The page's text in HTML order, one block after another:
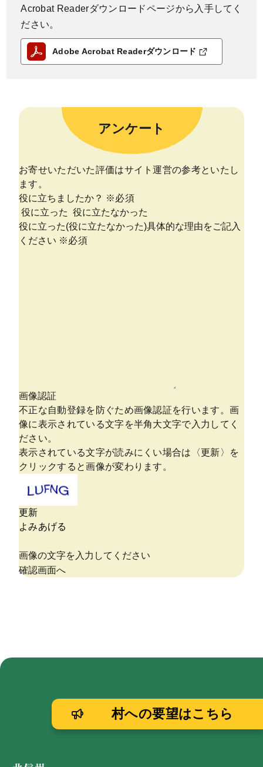
Acrobat Readerダウンロードページから入手してく
ださい。
Adobe Acrobat Readerダウンロード
アンケート
村への要望はこちら